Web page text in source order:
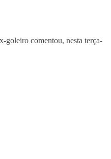
goleiro comentou, nesta terça-